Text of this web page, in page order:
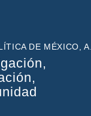
DE MÉXICO,